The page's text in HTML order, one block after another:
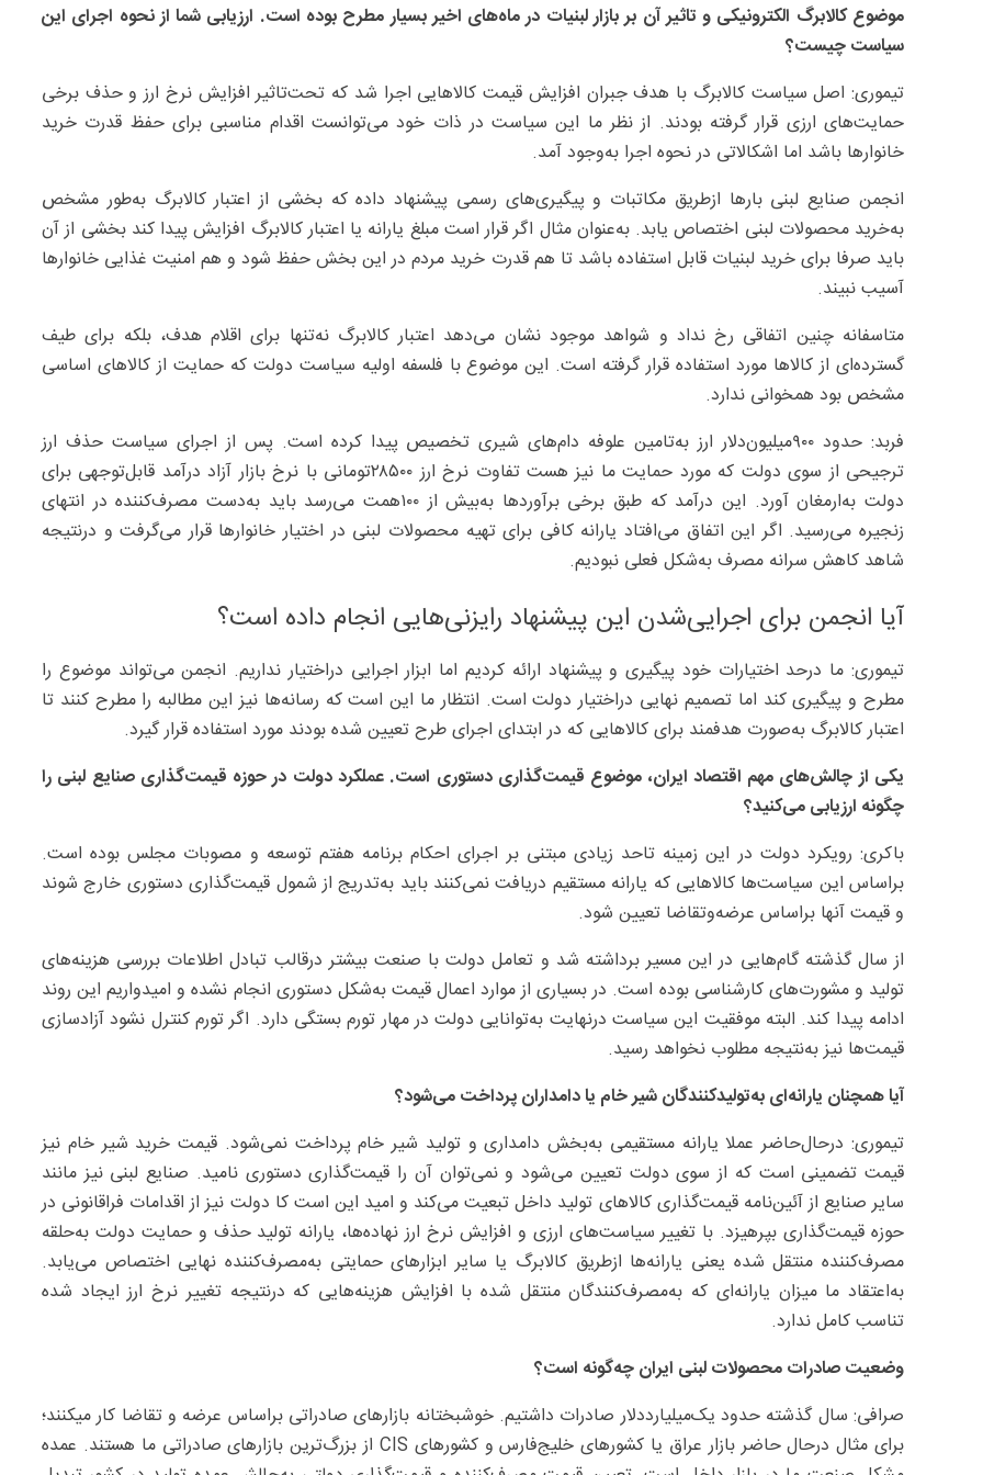
موضوع کالابرگ الکترونیکی و تاثیر آن بر بازار لبنیات در ماه‌های اخیر بسیار مطرح بوده است. ارزیابی شما از نحوه اجرای این
سیاست چیست؟
تیموری: اصل سیاست کالابرگ با هدف جبران افزایش قیمت کالاهایی اجرا شد که تحت‌تاثیر افزایش نرخ ارز و حذف برخی
حمایت‌های ارزی قرار گرفته بودند. از نظر ما این سیاست در ذات خود می‌توانست اقدام مناسبی برای حفظ قدرت خرید
خانوارها باشد اما اشکالاتی در نحوه اجرا به‌وجود آمد.
انجمن صنایع لبنی بارها ازطریق مکاتبات و پیگیری‌های رسمی پیشنهاد داده که بخشی از اعتبار کالابرگ به‌طور مشخص
به‌خرید محصولات لبنی اختصاص یابد. به‌عنوان مثال اگر قرار است مبلغ یارانه یا اعتبار کالابرگ افزایش پیدا کند بخشی از آن
باید صرفا برای خرید لبنیات قابل استفاده باشد تا هم قدرت خرید مردم در این بخش حفظ شود و هم امنیت غذایی خانوارها
آسیب نبیند.
متاسفانه چنین اتفاقی رخ نداد و شواهد موجود نشان می‌دهد اعتبار کالابرگ نه‌تنها برای اقلام هدف، بلکه برای طیف
گسترده‌ای از کالاها مورد استفاده قرار گرفته است. این موضوع با فلسفه اولیه سیاست دولت که حمایت از کالاهای اساسی
مشخص بود همخوانی ندارد.
فربد: حدود ۹۰۰‌میلیون‌دلار ارز به‌تامین علوفه دام‌های شیری تخصیص پیدا ‌کرده است. پس از اجرای سیاست حذف ارز
ترجیحی از سوی دولت که مورد حمایت ما نیز هست تفاوت نرخ ارز ۲۸۵۰۰تومانی با نرخ بازار آزاد درآمد قابل‌توجهی برای
دولت به‌ارمغان آورد. این درآمد که طبق برخی برآوردها به‌بیش از ۱۰۰‌همت می‌رسد باید به‌دست مصرف‌کننده در انتهای
زنجیره می‌رسید. اگر این اتفاق می‌افتاد یارانه کافی برای تهیه محصولات لبنی در اختیار خانوارها قرار می‌گرفت و درنتیجه
شاهد کاهش سرانه مصرف به‌شکل فعلی نبودیم.
آیا انجمن برای اجرایی‌شدن این پیشنهاد رایزنی‌هایی انجام داده است؟
تیموری: ما درحد اختیارات خود پیگیری و پیشنهاد ارائه کردیم اما ابزار اجرایی دراختیار نداریم. انجمن می‌تواند موضوع را
مطرح و پیگیری کند اما تصمیم نهایی دراختیار دولت است. انتظار ما این است که رسانه‌ها نیز این مطالبه را مطرح کنند تا
اعتبار کالابرگ به‌صورت هدفمند برای کالاهایی که در ابتدای اجرای طرح تعیین شده بودند مورد استفاده قرار گیرد.
یکی از چالش‌های مهم اقتصاد ایران، موضوع قیمت‌گذاری دستوری است. عملکرد دولت در حوزه قیمت‌گذاری صنایع لبنی را
چگونه ارزیابی می‌کنید؟
باکری: رویکرد دولت در این زمینه تاحد زیادی مبتنی بر اجرای احکام برنامه هفتم توسعه و مصوبات مجلس بوده است.
براساس این سیاست‌ها کالاهایی که یارانه مستقیم دریافت نمی‌کنند باید به‌تدریج از شمول قیمت‌گذاری دستوری خارج شوند
و قیمت آنها براساس عرضه‌وتقاضا تعیین شود.
از سال گذشته گام‌هایی در این مسیر برداشته شد و تعامل دولت با صنعت بیشتر درقالب تبادل اطلاعات بررسی هزینه‌های
تولید و مشورت‌های کارشناسی بوده است. در بسیاری از موارد اعمال قیمت به‌شکل دستوری انجام نشده و امیدواریم این روند
ادامه پیدا کند. البته موفقیت این سیاست درنهایت به‌توانایی دولت در مهار تورم بستگی دارد. اگر تورم کنترل نشود آزادسازی
قیمت‌ها نیز به‌نتیجه مطلوب نخواهد رسید.
آیا همچنان یارانه‌ای به‌تولیدکنندگان شیر خام یا دامداران پرداخت می‌شود؟
تیموری: درحال‌حاضر عملا یارانه مستقیمی به‌بخش دامداری و تولید شیر خام پرداخت نمی‌شود. قیمت خرید شیر خام نیز
قیمت تضمینی است که از سوی دولت تعیین می‌شود و نمی‌توان آن را قیمت‌گذاری دستوری نامید. صنایع لبنی نیز مانند
سایر صنایع از آئین‌نامه قیمت‌گذاری کالاهای تولید داخل تبعیت می‌کند و امید این است کا دولت نیز از اقدامات فراقانونی در
حوزه قیمت‌گذاری بپرهیزد. با تغییر سیاست‌های ارزی و افزایش نرخ ارز نهاده‌ها، یارانه تولید حذف و حمایت دولت به‌حلقه
مصرف‌کننده منتقل شده یعنی یارانه‌ها ازطریق کالابرگ یا سایر ابزارهای حمایتی به‌مصرف‌کننده نهایی اختصاص می‌یابد.
به‌اعتقاد ما میزان یارانه‌ای که به‌مصرف‌کنندگان منتقل شده با افزایش هزینه‌هایی که درنتیجه تغییر نرخ ارز ایجاد شده
تناسب کامل ندارد.
وضعیت صادرات محصولات لبنی ایران چه‌گونه است؟
صرافی: سال گذشته حدود یک‌میلیارددلار صادرات داشتیم. خوشبختانه بازارهای صادراتی براساس عرضه و تقاضا کار میکنند؛
برای مثال درحال حاضر بازار عراق یا کشورهای خلیج‌فارس و کشورهای CIS از بزرگ‌ترین بازارهای صادراتی ما هستند. عمده